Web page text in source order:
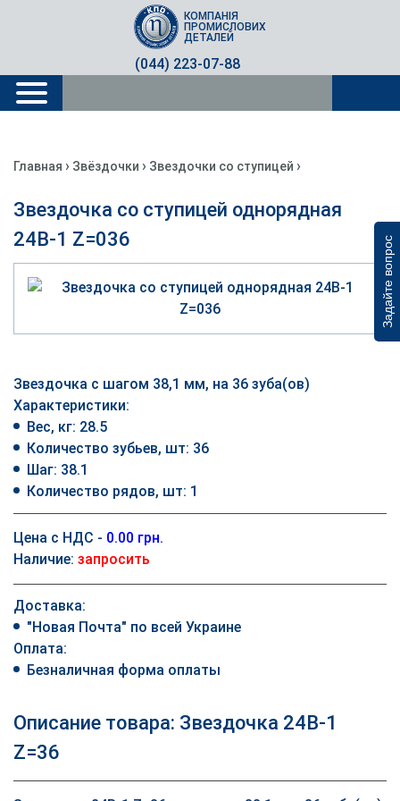
Задайте вопрос
(044) 223-07-88
КОМПАНІЯ
ПРОМИСЛОВИХ
ДЕТАЛЕЙ
Главная › Звёздочки › Звездочки со ступицей ›
Звездочка со ступицей однорядная
24B-1 Z=036
Звездочка с шагом 38,1 мм, на 36 зуба(ов)
Характеристики:
Вес, кг: 28.5
Количество зубьев, шт: 36
Шаг: 38.1
Количество рядов, шт: 1
Цена с НДС - 0.00 грн.
Наличие: запросить
Доставка:
"Новая Почта" по всей Украине
Оплата:
Безналичная форма оплаты
Описание товара: Звездочка 24B-1
Z=36